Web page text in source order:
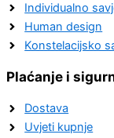
Individualno
Human design
Konstelacijsko
Plaćanje i
Dostava
Uvjeti kupnje